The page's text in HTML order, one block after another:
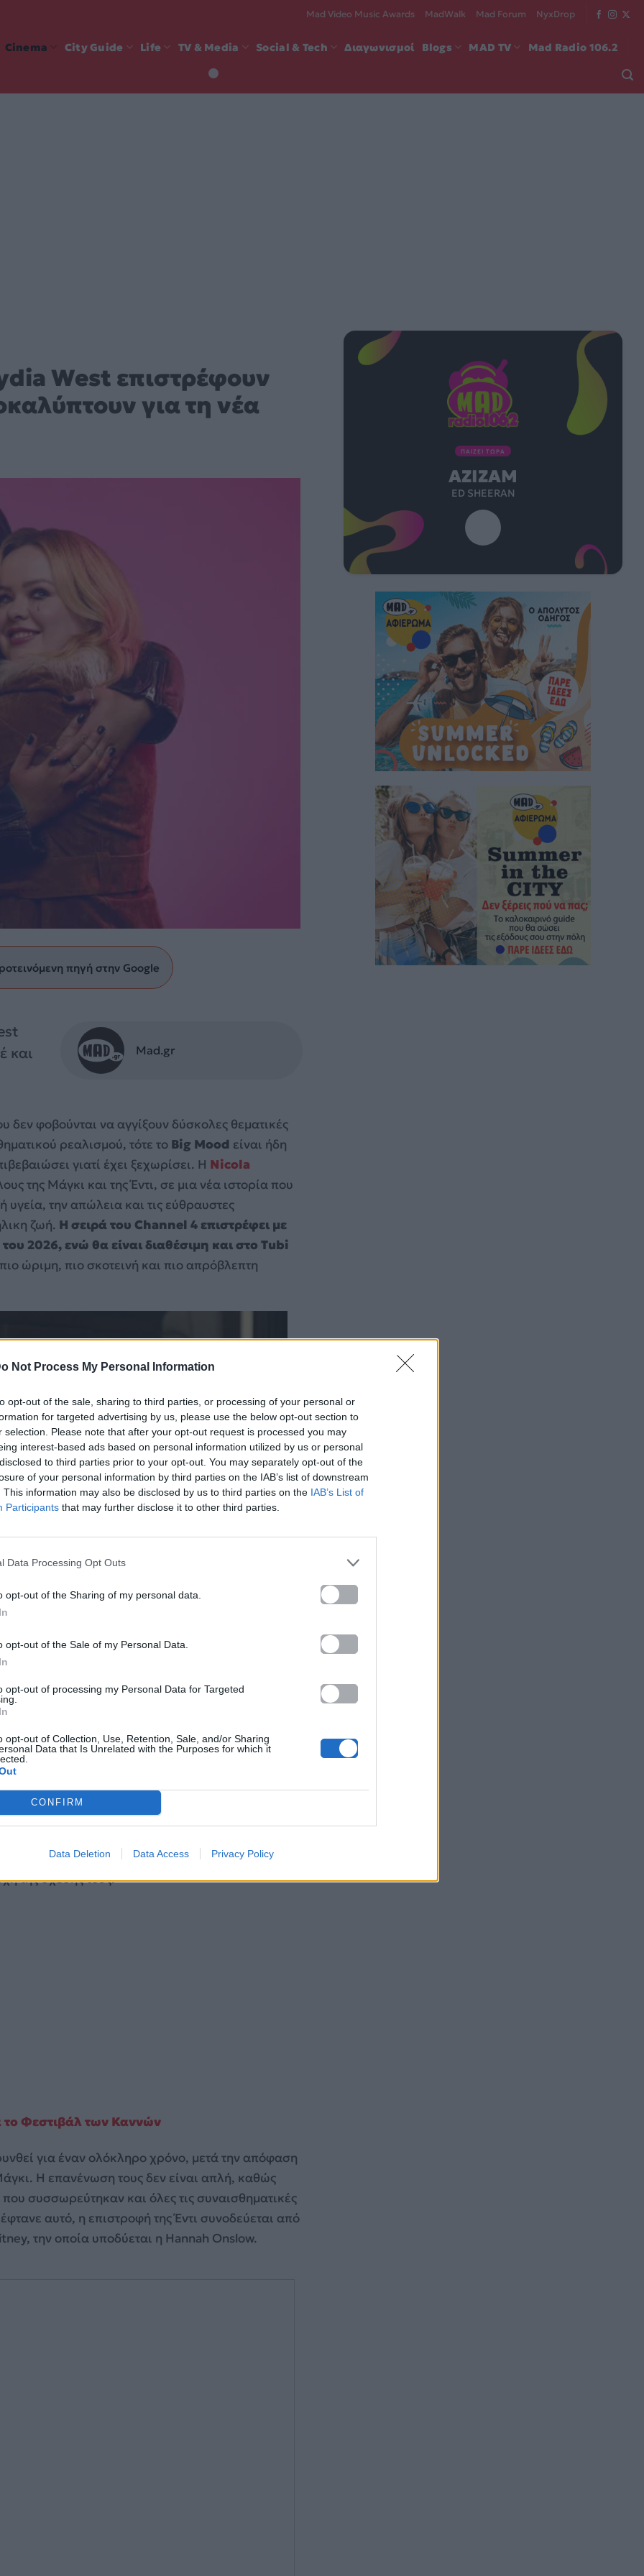
Not Process My Personal Information
opt-out of the sale, sharing to third parties, or processing of your personal or
for targeted advertising by us, please use the below opt-out section to
selection. Please note that after your opt-out request is processed you may
interest-based ads based on personal information utilized by us or personal
to third parties prior to your opt-out. You may separately opt-out of the
of your personal information by third parties on the IAB’s list of downstream
This information may also be disclosed by us to third parties on the IAB’s List of
Participants that may further disclose it to other third parties.
Data Processing Opt Outs
opt-out of the Sharing of my personal data.
opt-out of the Sale of my Personal Data.
opt-out of processing my Personal Data for Targeted
opt-out of Collection, Use, Retention, Sale, and/or Sharing
Data that Is Unrelated with the Purposes for which it
CONFIRM
Data Deletion Data Access Privacy Policy
Mad Video Music Awards MadWalk Mad Forum NyxDrop
Cinema City Guide Life TV & Media Social & Tech Διαγωνισμοί Blogs MAD TV Mad Radio 106.2
West επιστρέφουν
για τη νέα
πηγή στην Google
και
Mad.gr
δεν φοβούνται να αγγίξουν δύσκολες θεματικές
ρεαλισμού, τότε το Big Mood είναι ήδη
γιατί έχει ξεχωρίσει. Η Nicola
της Μάγκι και της Έντι, σε μια νέα ιστορία που
την απώλεια και τις εύθραυστες
ζωή. Η σειρά του Channel 4 επιστρέφει με
του 2026, ενώ θα είναι διαθέσιμη και στο Tubi
ώριμη, πιο σκοτεινή και πιο απρόβλεπτη
ανοιχτά για την εξέλιξη της ιστορίας και
έντονη αντιστροφή ρόλων. Αν στην πρώτη σεζόν
και την Έντι να λειτουργεί ως
Η Μάγκι προσπαθεί να σταθεί πιο
σε μια περίοδο εσωτερικής κρίσης που δεν
λειτουργεί απλώς ως αφηγηματικό εύρημα,
της σχέσης τους.
το Φεστιβάλ των Καννών
για έναν ολόκληρο χρόνο, μετά την απόφαση
Η επανένωση τους δεν είναι απλή, καθώς
συσσωρεύτηκαν και όλες τις συναισθηματικές
αυτό, η επιστροφή της Έντι συνοδεύεται από
την οποία υποδύεται η Hannah Onslow.
ΠΑΙΖΕΙ ΤΩΡΑ
AZIZAM
ED SHEERAN